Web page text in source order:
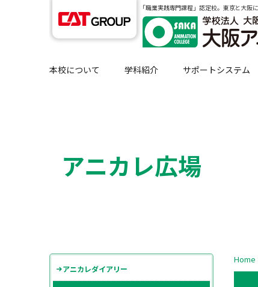
｢職業実践専門課程」認定校。東京と大阪
本校について 学科紹介 サポートシステム
アニカレ広場
Home
アニカレダイアリー